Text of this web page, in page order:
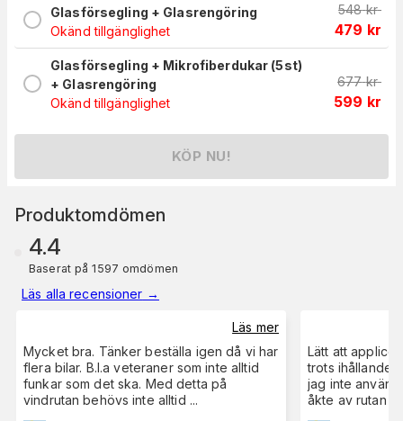
Glasförsegling + Glasrengöring
Okänd tillgänglighet
548 kr
479 kr
Glasförsegling + Mikrofiberdukar (5st)
+ Glasrengöring
Okänd tillgänglighet
677 kr
599 kr
KÖP NU!
Produktomdömen
4.4
Baserat på 1597 omdömen
Läs alla recensioner →
Läs mer
Mycket bra. Tänker beställa igen då vi har
flera bilar. B.l.a veteraner som inte alltid
funkar som det ska. Med detta på
vindrutan behövs inte alltid ...
Lätt att
trots ihållande
jag inte
åkte av rutan